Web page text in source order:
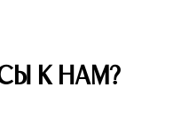
К НАМ?